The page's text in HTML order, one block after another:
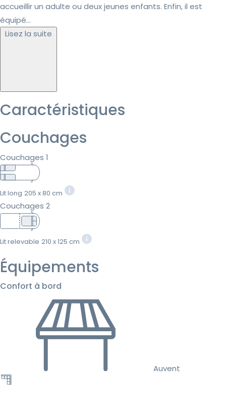
accueillir un adulte ou deux jeunes enfants. Enfin, il est
équipé...
Lisez la suite
Caractéristiques
Couchages
Couchages 1
Lit long 205 x 80 cm
Couchages 2
Lit relevable 210 x 125 cm
Équipements
Confort à bord
Auvent